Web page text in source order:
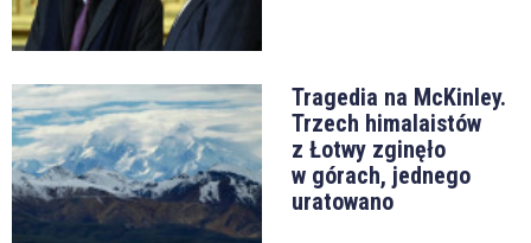
Tragedia na McKinley.
Trzech himalaistów
z Łotwy zginęło
w górach, jednego
uratowano